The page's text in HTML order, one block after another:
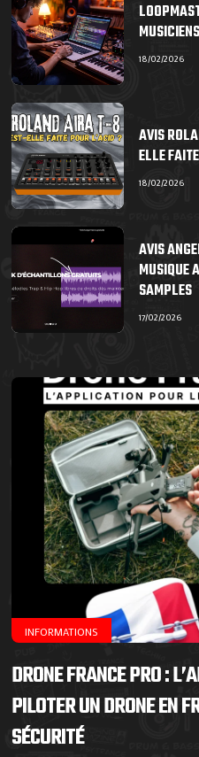
18/02/2026
AVIS
ELLE
18/02/2026
AVIS
MUSIQUE
SAMPLES
17/02/2026
INFORMATIONS
DRONE FRANCE PRO :
PILOTER UN DRONE EN
SÉCURITÉ